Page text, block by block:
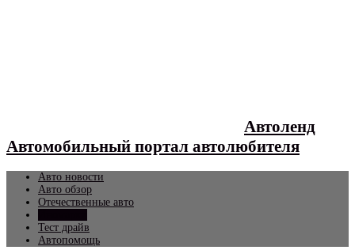
Автоленд
Автомобильный портал автолюбителя
Авто новости
Авто обзор
Отечественные авто
Тест драйв
Автопомощь